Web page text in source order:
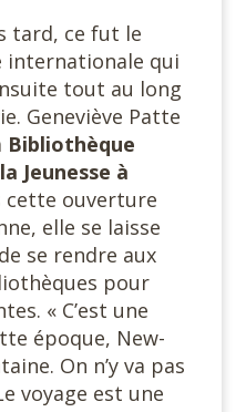
tard, ce fut le
internationale qui
tout au long
Geneviève Patte
Bibliothèque
Jeunesse à
cette ouverture
elle se laisse
se rendre aux
pour
« C’est une
époque, New-
On n’y va pas
voyage est une